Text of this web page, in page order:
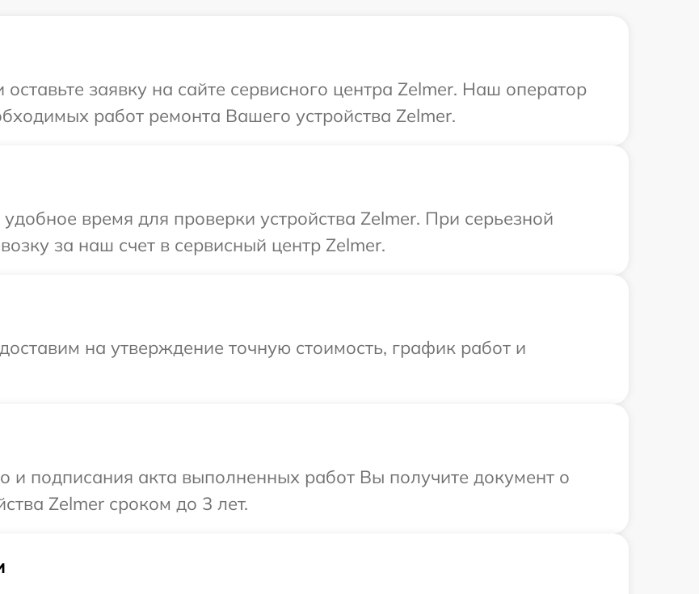
заявку на сайте сервисного центра Zelmer. Наш оператор
работ ремонта Вашего устройства Zelmer.
время для проверки устройства Zelmer. При серьезной
за наш счет в сервисный центр Zelmer.
на утверждение точную стоимость, график работ и
и подписания акта выполненных работ Вы получите документ о
Zelmer сроком до 3 лет.